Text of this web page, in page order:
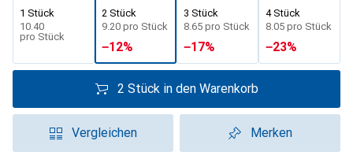
1 Stück
CHF
10.40
pro Stück
2 Stück
CHF
9.20 pro Stück
−12%
3 Stück
CHF
8.65 pro Stück
−17%
4 Stück
CHF
8.05 pro Stück
−23%
2 Stück in den Warenkorb
Vergleichen Merken